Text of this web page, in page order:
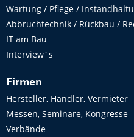
Wartung / Pflege /
Abbruchtechnik / Rückbau /
IT am Bau
Interview´s
Firmen
Hersteller, Händler, Vermieter
Messen, Seminare, Kongresse
Verbände